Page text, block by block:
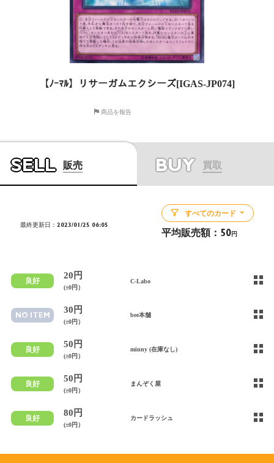
【ﾉｰﾏﾙ】リサーガムエクシーズ[IGAS-JP074]
商品を報告
SELL 販売 BUY 買取
最終更新日：2023/01/25 06:05
すべてのカード
平均販売額： 50円
良好
20円
(±0円）
C-Labo
NO ITEM
30円
(±0円）
bee本舗
良好
50円
(±0円）
minny (在庫なし)
良好
50円
(±0円）
まんぞく屋
良好
80円
(±0円）
カードラッシュ